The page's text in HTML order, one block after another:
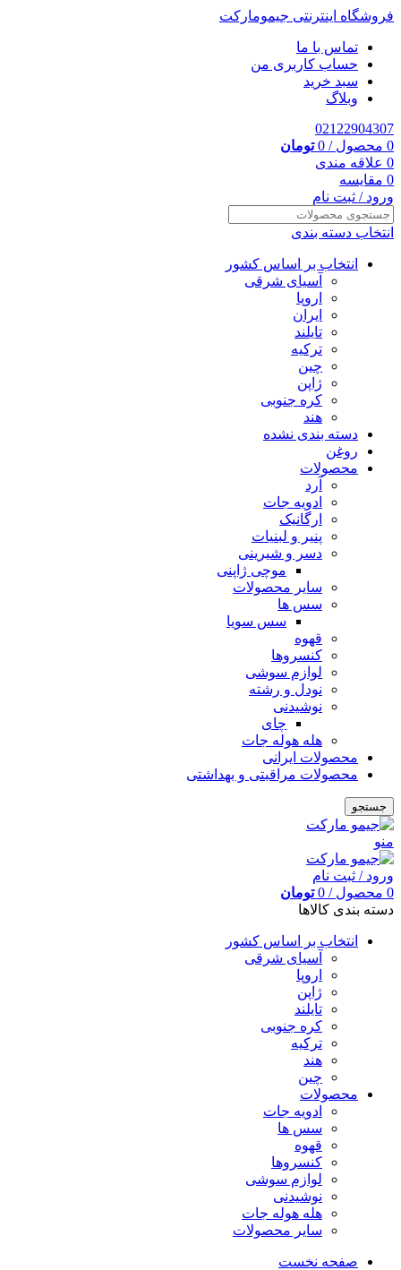
فروشگاه اینترنتی جیمومارکت
تماس با ما
حساب کاربری من
سبد خرید
وبلاگ
02122904307
0 محصول /
0 تومان
0 علاقه مندی
0 مقایسه
ورود / ثبت نام
انتخاب دسته بندی
انتخاب بر اساس کشور
آسیای شرقی
اروپا
ایران
تایلند
ترکیه
چین
ژاپن
کره جنوبی
هند
دسته بندی نشده
روغن
محصولات
آرد
ادویه جات
ارگانیک
پنیر و لبنیات
دسر و شیرینی
موچی ژاپنی
سایر محصولات
سس ها
سس سویا
قهوه
کنسروها
لوازم سوشی
نودل و رشته
نوشیدنی
چای
هله هوله جات
محصولات ایرانی
محصولات مراقبتی و بهداشتی
جستجو
منو
ورود / ثبت نام
0 محصول /
0 تومان
دسته بندی کالاها
انتخاب بر اساس کشور
آسیای شرقی
اروپا
ژاپن
تایلند
کره جنوبی
ترکیه
هند
چین
محصولات
ادویه جات
سس ها
قهوه
کنسروها
لوازم سوشی
نوشیدنی
هله هوله جات
سایر محصولات
صفحه نخست